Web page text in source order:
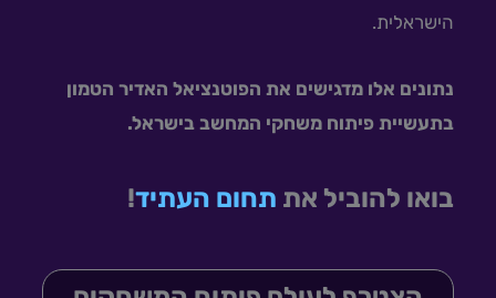
הישראלית.
נתונים אלו מדגישים את הפוטנציאל האדיר הטמון
בתעשיית פיתוח משחקי המחשב בישראל.
בואו להוביל את תחום העתיד!